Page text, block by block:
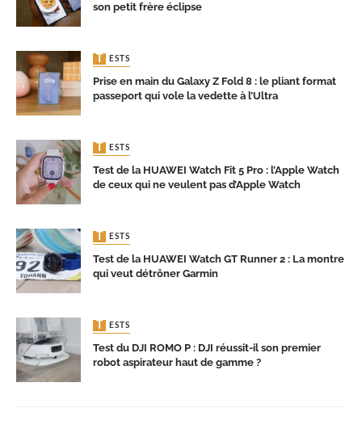
son petit frère éclipse
TESTS
Prise en main du Galaxy Z Fold 8 : le pliant format
passeport qui vole la vedette à l’Ultra
TESTS
Test de la HUAWEI Watch Fit 5 Pro : l’Apple Watch
de ceux qui ne veulent pas d’Apple Watch
TESTS
Test de la HUAWEI Watch GT Runner 2 : La montre
qui veut détrôner Garmin
TESTS
Test du DJI ROMO P : DJI réussit-il son premier
robot aspirateur haut de gamme ?